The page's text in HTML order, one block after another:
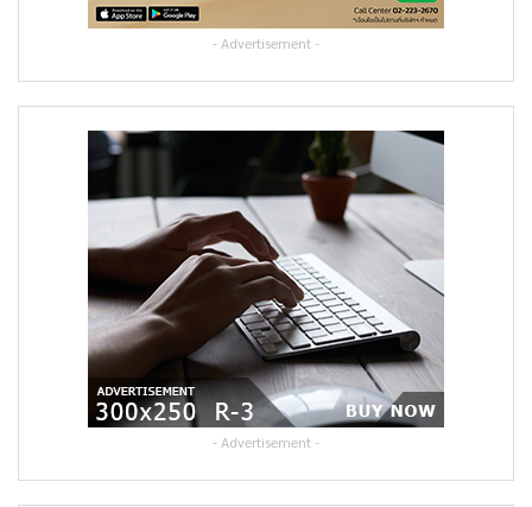
- Advertisement -
- Advertisement -